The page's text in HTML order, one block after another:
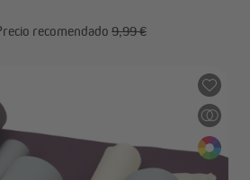
recomendado 9,99 €